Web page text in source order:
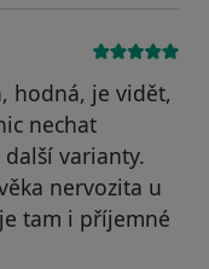
hodná, je vidět,
nechat
varianty.
nervozita u
tam i příjemné